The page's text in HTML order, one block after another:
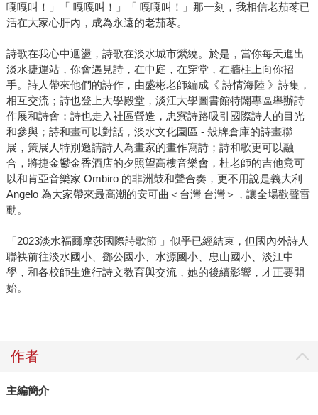
嘎嘎叫！」「 嘎嘎叫！」「 嘎嘎叫！」那一刻，我相信老茄苳已
活在大家心肝內，成為永遠的老茄苳。
詩歌在我心中迴盪，詩歌在淡水城市縈繞。於是，當你每天進出
淡水捷運站，你會遇見詩，在中庭，在穿堂，在牆柱上向你招
手。詩人帶來他們的詩作，由盛彬老師編成《 詩情海陸 》詩集，
相互交流；詩也登上大學殿堂，淡江大學圖書館特闢專區舉辦詩
作展和詩會；詩也走入社區營造，忠寮詩路吸引國際詩人的目光
和參與；詩和畫可以對話，淡水文化園區 - 殼牌倉庫的詩畫聯
展，策展人特別邀請詩人為畫家的畫作寫詩；詩和歌更可以融
合，將捷金鬱金香酒店的夕照望高樓音樂會，杜老師的吉他竟可
以和肯亞音樂家 Ombiro 的非洲鼓和聲合奏，更不用說是義大利
Angelo 為大家帶來最高潮的安可曲＜台灣 台灣＞，讓全場歡聲雷
動。
「2023淡水福爾摩莎國際詩歌節 」似乎已經結束，但國內外詩人
聯袂前往淡水國小、鄧公國小、水源國小、忠山國小、淡江中
學，和各校師生進行詩文教育與交流，她的後續影響，才正要開
始。
作者
主編簡介